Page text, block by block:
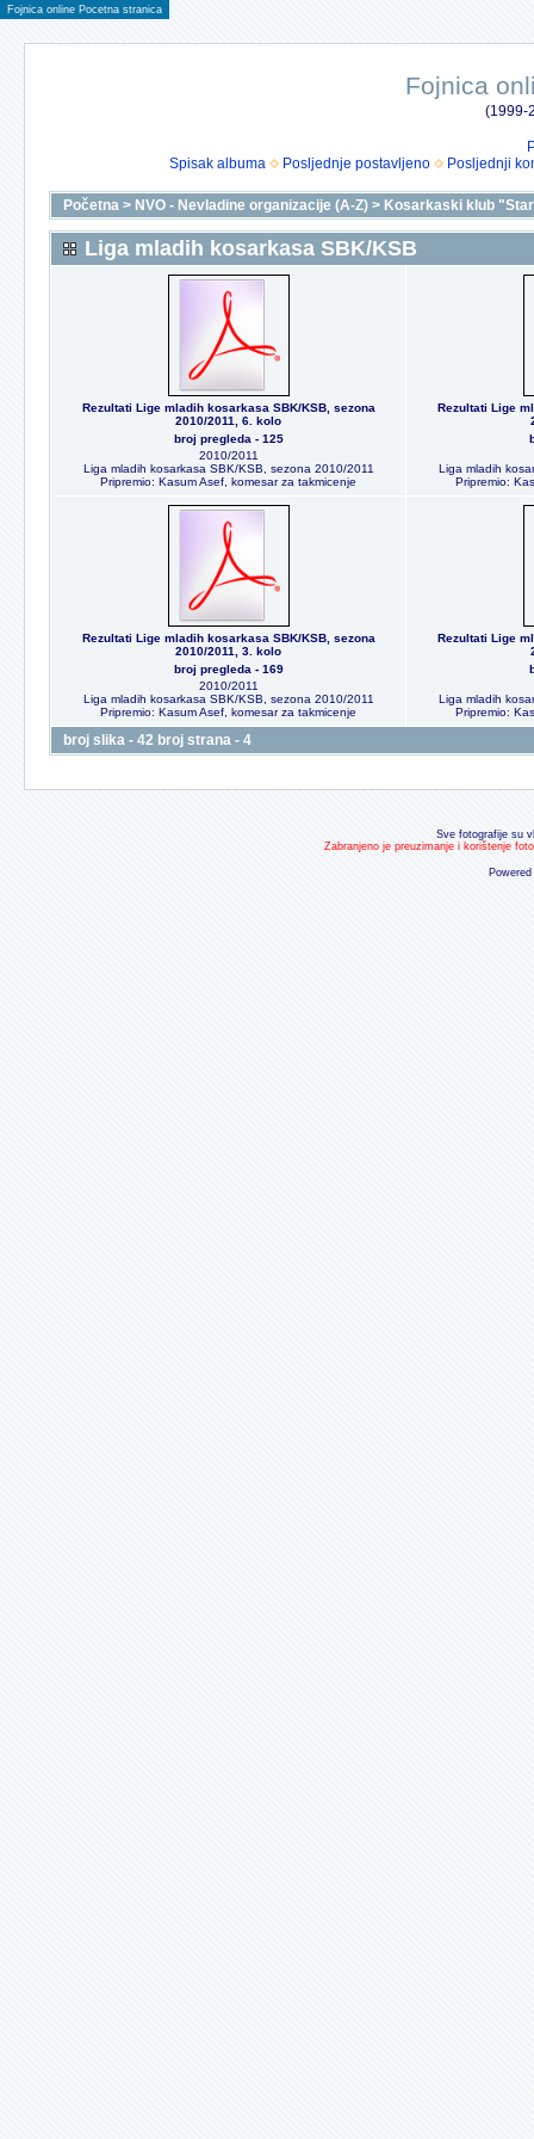
Fojnica online Pocetna stranica
Fojnica
(1999-
Spisak albuma
Posljednje postavljeno Posljednji
Početna > NVO - Nevladine organizacije (A-Z) > Kosarkaski klub
Liga mladih kosarkasa SBK/KSB
Rezultati Lige mladih kosarkasa SBK/KSB, sezona
2010/2011, 6. kolo
broj pregleda - 125
2010/2011
Liga mladih kosarkasa SBK/KSB, sezona 2010/2011
Pripremio: Kasum Asef, komesar za takmicenje
Rezultati Lige
Liga mladih
Pripremio:
Rezultati Lige mladih kosarkasa SBK/KSB, sezona
2010/2011, 3. kolo
broj pregleda - 169
2010/2011
Liga mladih kosarkasa SBK/KSB, sezona 2010/2011
Pripremio: Kasum Asef, komesar za takmicenje
Rezultati Lige
Liga mladih
Pripremio:
broj slika - 42 broj strana - 4
Sve fotografije su
Zabranjeno je preuzimanje i korištenje